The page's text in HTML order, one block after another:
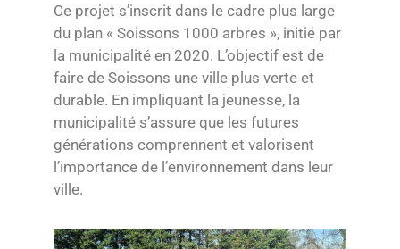
Ce projet s’inscrit dans le cadre plus large
du plan « Soissons 1000 arbres », initié par
la municipalité en 2020. L’objectif est de
faire de Soissons une ville plus verte et
durable. En impliquant la jeunesse, la
municipalité s’assure que les futures
générations comprennent et valorisent
l’importance de l’environnement dans leur
ville.